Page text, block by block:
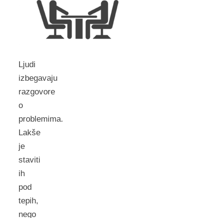
Ljudi
izbegavaju
razgovore
o
problemima.
Lakše
je
staviti
ih
pod
tepih,
nego